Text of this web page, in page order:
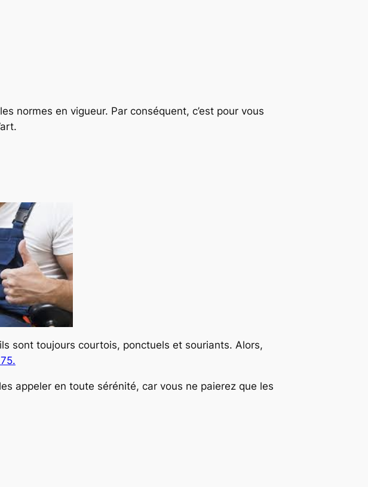
normes en vigueur. Par conséquent, c’est pour vous
sont toujours courtois, ponctuels et souriants. Alors,
appeler en toute sérénité, car vous ne paierez que les